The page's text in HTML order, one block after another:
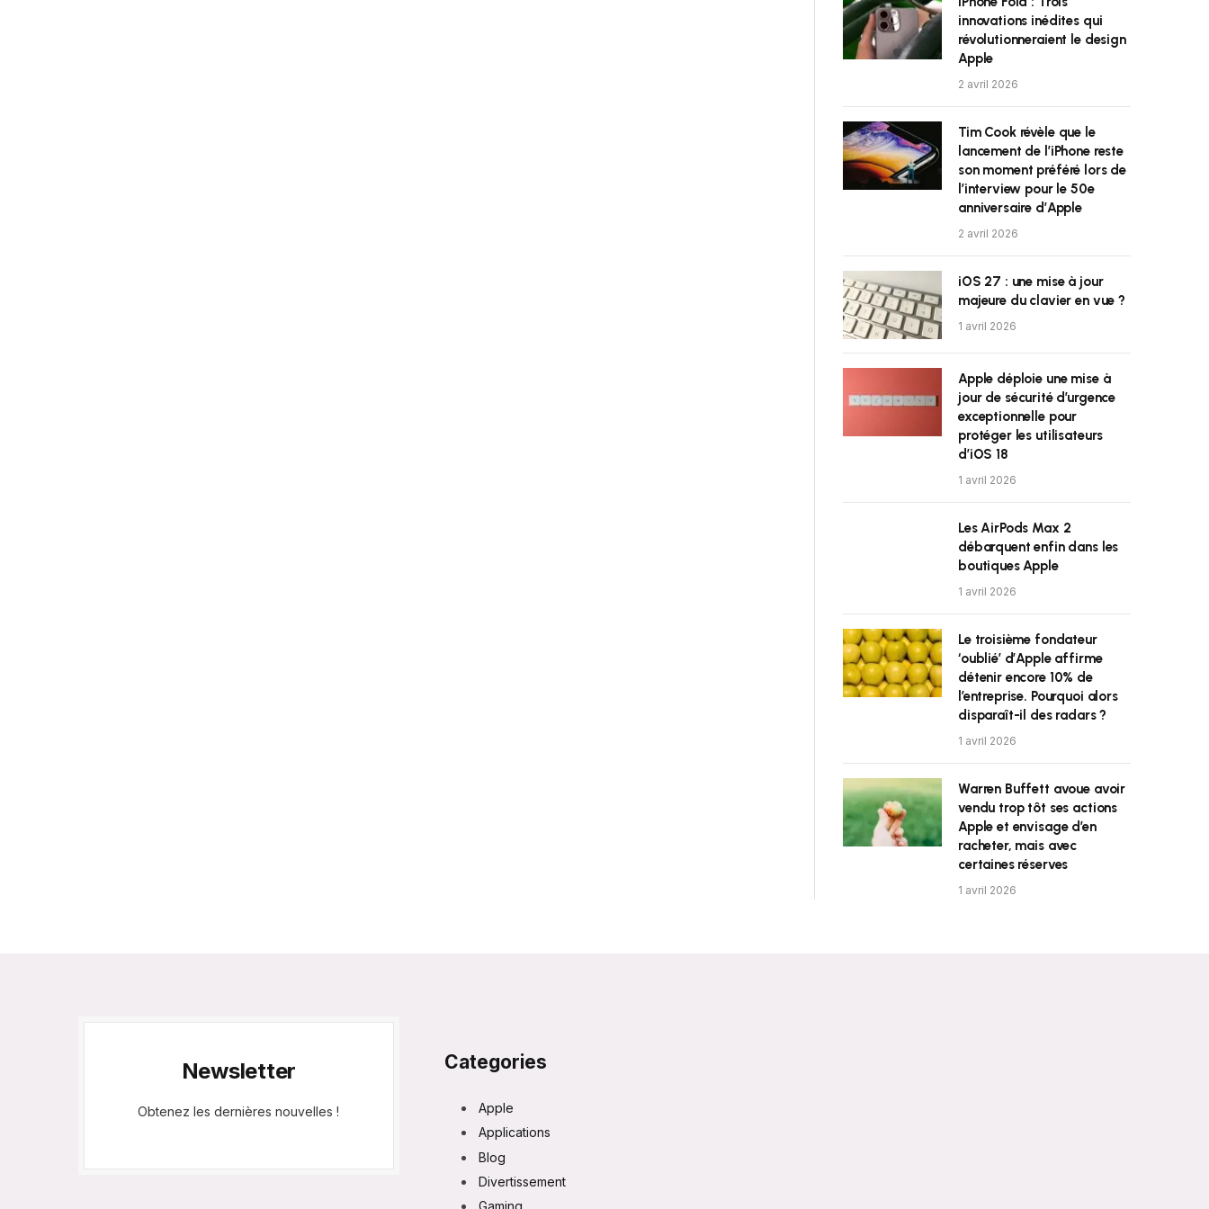
innovations inédites qui
révolutionneraient le design
Apple
2 avril 2026
Tim Cook révèle que le
lancement de l’iPhone reste
son moment préféré lors de
l’interview pour le 50e
anniversaire d’Apple
2 avril 2026
iOS 27 : une mise à jour
majeure du clavier en vue ?
1 avril 2026
Apple déploie une mise à
jour de sécurité d’urgence
exceptionnelle pour
protéger les utilisateurs
d’iOS 18
1 avril 2026
Les AirPods Max 2
débarquent enfin dans les
boutiques Apple
1 avril 2026
Le troisième fondateur
‘oublié’ d’Apple affirme
détenir encore 10% de
l’entreprise. Pourquoi alors
disparaît-il des radars ?
1 avril 2026
Warren Buffett avoue avoir
vendu trop tôt ses actions
Apple et envisage d’en
racheter, mais avec
certaines réserves
1 avril 2026
Newsletter
Obtenez les dernières nouvelles !
Categories
Apple
Applications
Blog
Divertissement
Gaming